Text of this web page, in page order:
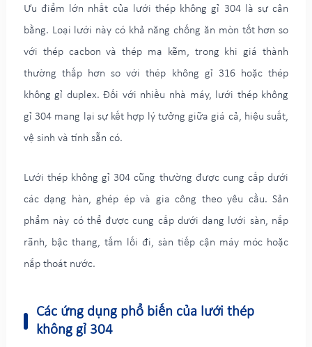
Ưu điểm lớn nhất của lưới thép không gỉ 304 là sự cân
bằng. Loại lưới này có khả năng chống ăn mòn tốt hơn so
với thép cacbon và thép mạ kẽm, trong khi giá thành
thường thấp hơn so với thép không gỉ 316 hoặc thép
không gỉ duplex. Đối với nhiều nhà máy, lưới thép không
gỉ 304 mang lại sự kết hợp lý tưởng giữa giá cả, hiệu suất,
vệ sinh và tính sẵn có.
Lưới thép không gỉ 304 cũng thường được cung cấp dưới
các dạng hàn, ghép ép và gia công theo yêu cầu. Sản
phẩm này có thể được cung cấp dưới dạng lưới sàn, nắp
rãnh, bậc thang, tấm lối đi, sàn tiếp cận máy móc hoặc
nắp thoát nước.
Các ứng dụng phổ biến của lưới thép
không gỉ 304